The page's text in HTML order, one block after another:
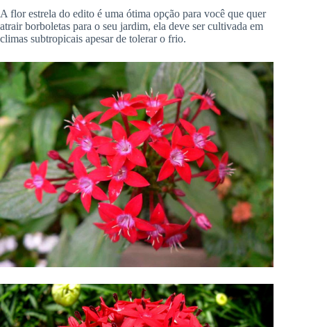
A flor estrela do edito é uma ótima opção para você que quer
atrair borboletas para o seu jardim, ela deve ser cultivada em
climas subtropicais apesar de tolerar o frio.